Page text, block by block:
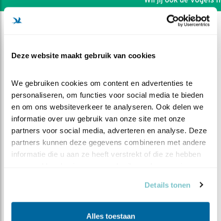
Deze website maakt gebruik van cookies
We gebruiken cookies om content en advertenties te
personaliseren, om functies voor social media te bieden
en om ons websiteverkeer te analyseren. Ook delen we
informatie over uw gebruik van onze site met onze
partners voor social media, adverteren en analyse. Deze
partners kunnen deze gegevens combineren met andere
informatie die u aan ze heeft verstrekt of die ze hebben
Details tonen
Alles toestaan
Daar ga je